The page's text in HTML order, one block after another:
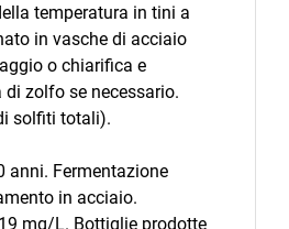
temperatura in tini a
in vasche di acciaio
o chiarifica e
zolfo se necessario.
solfiti totali).
anni. Fermentazione
in acciaio.
mg/L. Bottiglie prodotte